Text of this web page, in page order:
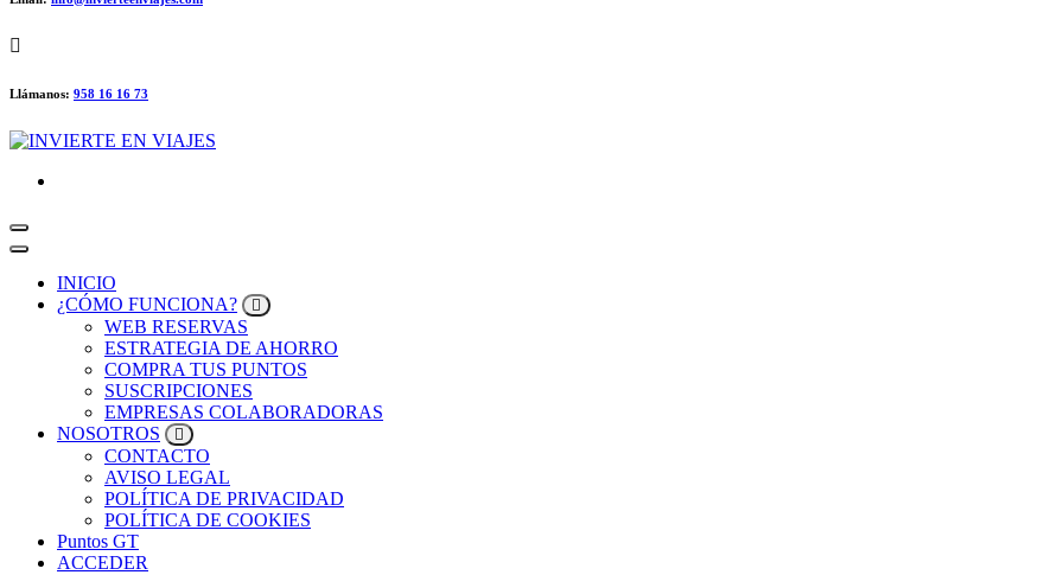
Llámanos: 958 16 16 73
AHORRA Y VIAJA
INICIO
¿CÓMO FUNCIONA?
WEB RESERVAS
ESTRATEGIA DE AHORRO
COMPRA TUS PUNTOS
SUSCRIPCIONES
EMPRESAS COLABORADORAS
NOSOTROS
CONTACTO
AVISO LEGAL
POLÍTICA DE PRIVACIDAD
POLÍTICA DE COOKIES
Puntos GT
ACCEDER